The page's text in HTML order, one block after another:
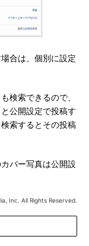
合は、個別に設定
検索できるので、
公開設定で投稿す
索するとその投稿
バー写真は公開設
Inc. All Rights Reserved.